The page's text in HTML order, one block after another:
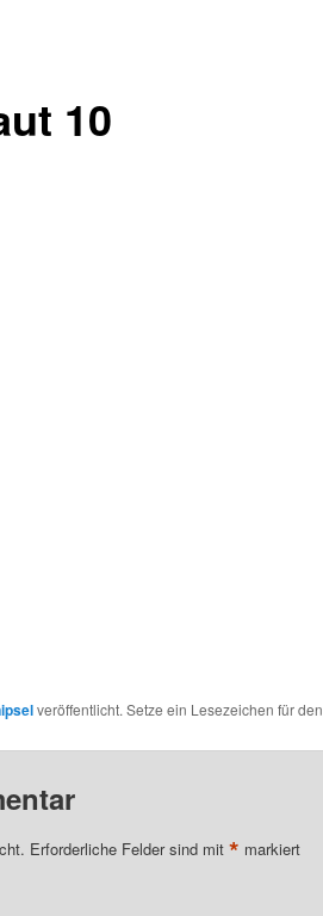
10
veröffentlicht. Setze ein Lesezeichen für den
Erforderliche Felder sind mit * markiert